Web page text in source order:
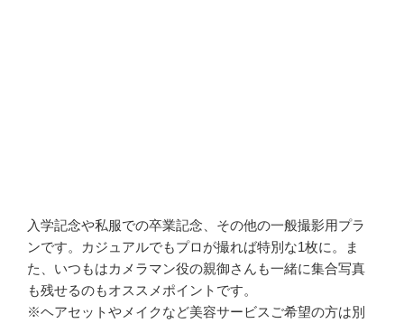
入学記念や私服での卒業記念、その他の一般撮影用プラ
ンです。カジュアルでもプロが撮れば特別な1枚に。ま
た、いつもはカメラマン役の親御さんも一緒に集合写真
も残せるのもオススメポイントです。
※ヘアセットやメイクなど美容サービスご希望の方は別